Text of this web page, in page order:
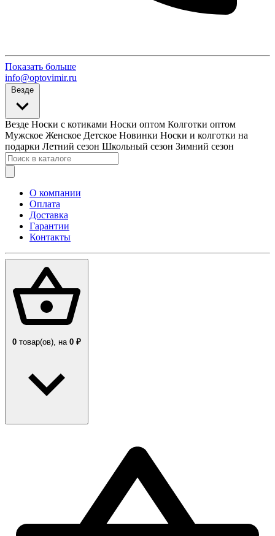
Показать больше
info@optovimir.ru
Везде
Везде Носки с котиками Носки оптом Колготки оптом
Мужское Женское Детское Новинки Носки и колготки на
подарки Летний сезон Школьный сезон Зимний сезон
О компании
Оплата
Доставка
Гарантии
Контакты
0 товар(ов), на 0 ₽